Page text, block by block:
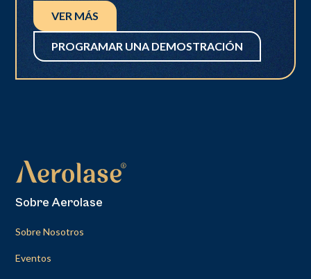
VER MÁS
PROGRAMAR UNA DEMOSTRACIÓN
Sobre Aerolase
Sobre Nosotros
Eventos